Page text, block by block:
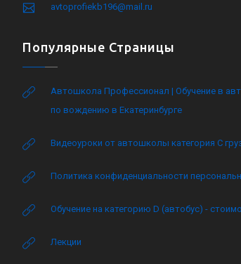
avtoprofiekb196@mail.ru
Популярные Страницы
Автошкола Профессионал | Обучение в
по вождению в Екатеринбурге
Видеоуроки от автошколы категория C
Политика конфиденциальности
Обучение на категорию D (автобус) -
Лекции